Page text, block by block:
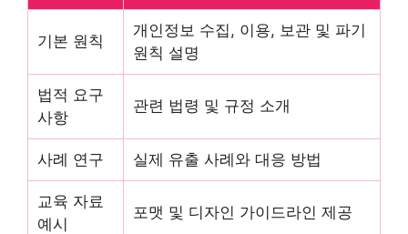
기본 원칙
개인정보 수집, 이용, 보관 및 파기
원칙 설명
법적 요구
사항
관련 법령 및 규정 소개
사례 연구 실제 유출 사례와 대응 방법
교육 자료
예시
포맷 및 디자인 가이드라인 제공